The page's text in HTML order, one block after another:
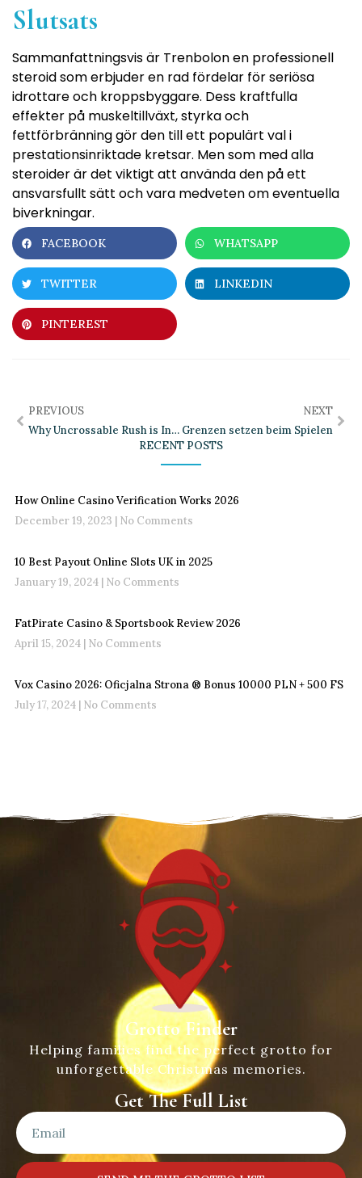
Slutsats
Sammanfattningsvis är Trenbolon en professionell
steroid som erbjuder en rad fördelar för seriösa
idrottare och kroppsbyggare. Dess kraftfulla
effekter på muskeltillväxt, styrka och
fettförbränning gör den till ett populärt val i
prestationsinriktade kretsar. Men som med alla
steroider är det viktigt att använda den på ett
ansvarsfullt sätt och vara medveten om eventuella
biverkningar.
FACEBOOK WHATSAPP
TWITTER LINKEDIN
PINTEREST
PREVIOUS
Why Uncrossable Rush is India’s Most Exciting New Slot Game
NEXT
Grenzen setzen beim Spielen
RECENT POSTS
How Online Casino Verification Works 2026
December 19, 2023
No Comments
10 Best Payout Online Slots UK in 2025
January 19, 2024 No Comments
FatPirate Casino & Sportsbook Review 2026
April 15, 2024 No Comments
Vox Casino 2026: Oficjalna Strona ®️ Bonus 10000 PLN + 500 FS
July 17, 2024 No Comments
Grotto Finder
Helping families find the perfect grotto for
unforgettable Christmas memories.
Get The Full List